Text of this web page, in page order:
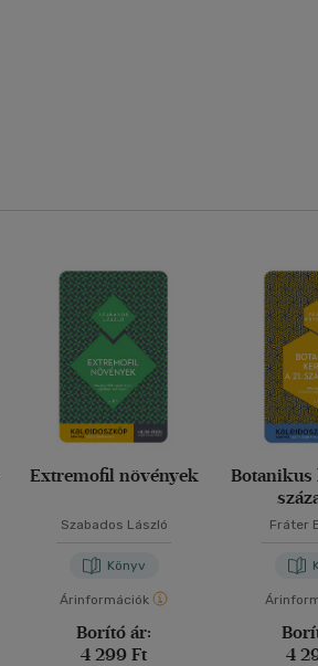
Extremofil növények
Szabados László
Könyv
Árinformációk
Borító ár:
4 299 Ft
Botanikus
Fráter
4